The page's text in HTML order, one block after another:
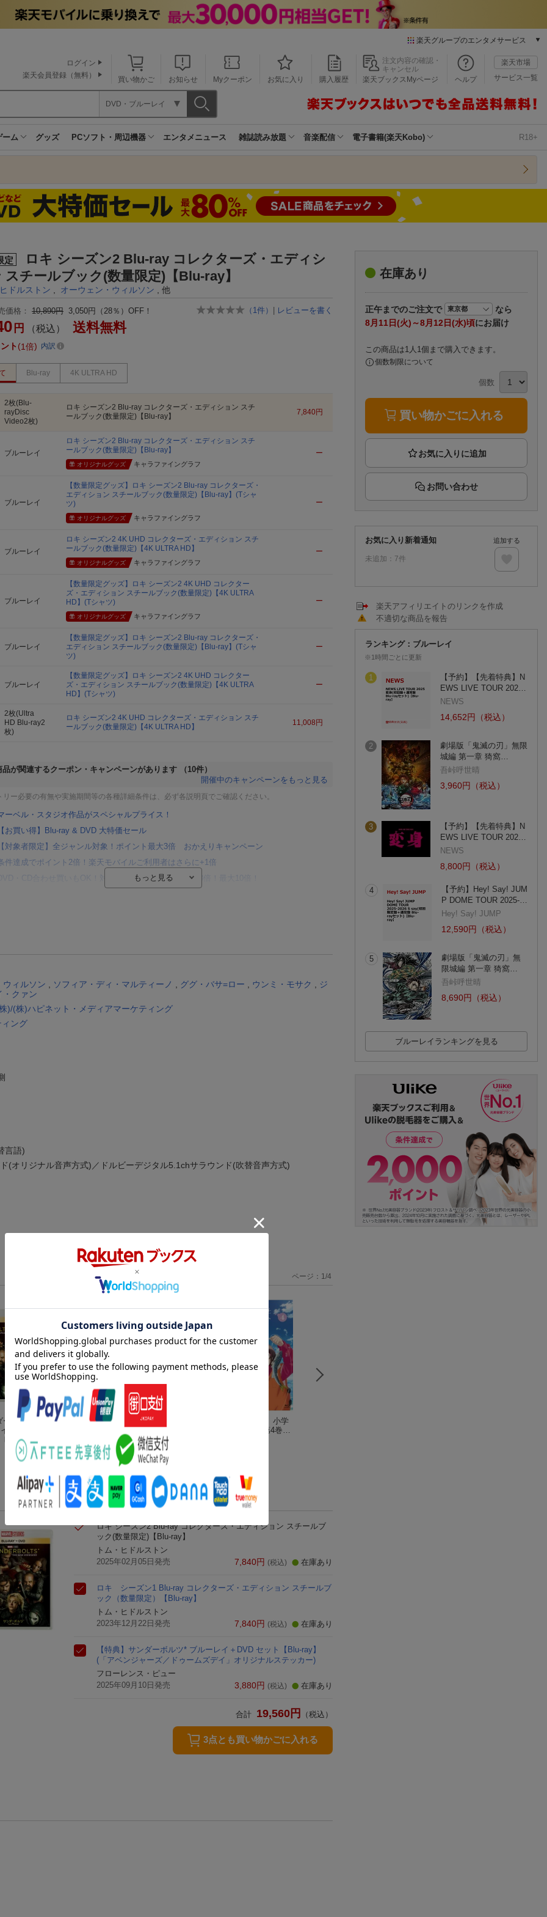
楽天グループのエンタメサービス
本/ゲーム/CD/DVD
楽天ブックス
楽天Kobo
エンタメニュース
推し楽
買い物かご お知らせ Myクーポン お気に入り 購入履歴
注文内容の確認・
キャンセル
楽天ブックスMyページ
ヘルプ
楽天市場
サービス一覧
ログイン
楽天会員登録（無料）
DVD・ブルーレイ
ーム グッズ PCソフト・周辺機器 エンタメニュース 雑誌読み放題 音楽配信 電子書籍(楽天Kobo) R18+
定
ロキ シーズン2 Blu-ray コレクターズ・エディシ
スチールブック(数量限定)【Blu-ray】
ドルストン オーウェン・ウィルソン , 他
（ 1件） | レビューを書く
価格： 10,890円 3,050円（28％）OFF！
円 （税込） 送料無料
ト 1倍 内訳
Blu-ray 4K ULTRA HD
2枚(Blu-
rayDisc
Video2枚)
ロキ シーズン2 Blu-ray コレクターズ・エディション スチ
ールブック(数量限定)【Blu-ray】
7,840円
ブルーレイ
ロキ シーズン2 Blu-ray コレクターズ・エディション スチ
ールブック(数量限定)【Blu-ray】
オリジナルグッズ キャラファイングラフ
ー
ブルーレイ
【数量限定グッズ】ロキ シーズン2 Blu-ray コレクターズ・
エディション スチールブック(数量限定)【Blu-ray】(Tシャ
ツ)
オリジナルグッズ キャラファイングラフ
ー
ブルーレイ
ロキ シーズン2 4K UHD コレクターズ・エディション スチ
ールブック(数量限定)【4K ULTRA HD】
オリジナルグッズ キャラファイングラフ
ー
ブルーレイ
【数量限定グッズ】ロキ シーズン2 4K UHD コレクター
ズ・エディション スチールブック(数量限定)【4K ULTRA
HD】(Tシャツ)
オリジナルグッズ キャラファイングラフ
ー
ブルーレイ
【数量限定グッズ】ロキ シーズン2 Blu-ray コレクターズ・
エディション スチールブック(数量限定)【Blu-ray】(Tシャ
ツ)
ー
ブルーレイ
【数量限定グッズ】ロキ シーズン2 4K UHD コレクター
ズ・エディション スチールブック(数量限定)【4K ULTRA
HD】(Tシャツ)
ー
2枚(Ultra
HD Blu-ray2
枚)
ロキ シーズン2 4K UHD コレクターズ・エディション スチ
ールブック(数量限定)【4K ULTRA HD】
11,008 円
品が関連するクーポン・キャンペーンがあります
（10件）
開催中のキャンペーンをもっと見る
ー必要の有無や実施期間等の各種詳細条件は、必ず各説明頁でご確認ください。
ーベル・スタジオ作品がスペシャルプライス！
【お買い得】Blu-ray & DVD 大特価セール
【対象者限定】全ジャンル対象！ポイント最大3倍 おかえりキャンペーン
件達成でポイント2倍！楽天モバイルご利用者はさらに+1倍
DVD・CD合わせ買いもOK！対象商品2点購入でポイント3倍！最大10倍！
ウィルソン ソフィア・ディ・マルティーノ ググ・バサ=ロー ウンミ・モサク
ジ
・クァン
)/(株)ハピネット・メディアマーケティング
ング
言語)
(オリジナル音声方式)／ドルビーデジタル5.1chサラウンド(吹替音声方式)
ーボ
＋D
ray】
ズ／
」オ
フローレンス・ピュー
【特典】デッドプー
ルーレイ＋DVDセッ
ト【Blu-ray】(「アベ
ンジャーズ／ドゥー
ルステッカー)
エマ・コリン
(6件)
エターナルズ MovieN
EX
ジェンマ・チャン
(17件)
TVアニメ『妻、小学
生になる。』第4巻
ページ： 1/4
ロキ シーズン2 Blu-ray コレクターズ・エディション スチールブ
ック(数量限定)【Blu-ray】
トム・ヒドルストン
2025年02月05日発売
7,840円 (税込) 在庫あり
ロキ シーズン1 Blu-ray コレクターズ・エディション スチールブ
ック（数量限定）【Blu-ray】
トム・ヒドルストン
2023年12月22日発売
7,840円 (税込) 在庫あり
【特典】サンダーボルツ* ブルーレイ＋DVD セット【Blu-ray】
(「アベンジャーズ／ドゥームズデイ」オリジナルステッカー)
フローレンス・ピュー
2025年09月10日発売
3,880円 (税込) 在庫あり
合計 19,560 円 （税込）
3点とも買い物かごに入れる
在庫あり
正午までのご注文で
なら
8月11日(火)～8月12日(水)頃にお届け
この商品は1人1個まで購入できます。
個数制限について
個数
買い物かごに入れる
お問い合わせ
お気に入り新着通知
未追加： 7件
追加する
楽天アフィリエイトのリンクを作成
不適切な商品を報告
ランキング：ブルーレイ
※1時間ごとに更新
1
【予約】【先着特典】N
EWS LIVE TOUR 202…
NEWS
14,652円（税込）
2
劇場版「鬼滅の刃」無限
城編 第一章 猗窩…
吾峠呼世晴
3,960円（税込）
3
【予約】【先着特典】N
EWS LIVE TOUR 202…
NEWS
8,800円（税込）
4
【予約】Hey! Say! JUM
P DOME TOUR 2025-…
Hey! Say! JUMP
12,590円（税込）
5
劇場版「鬼滅の刃」無
限城編 第一章 猗窩…
吾峠呼世晴
8,690円（税込）
ブルーレイランキングを見る